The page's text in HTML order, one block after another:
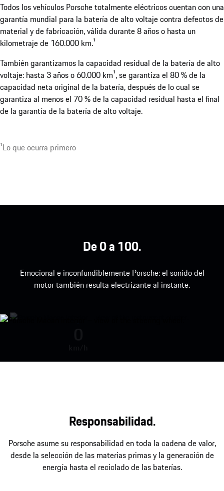
Todos los vehículos Porsche totalmente eléctricos cuentan con una
garantía mundial para la batería de alto voltaje contra defectos de
material y de fabricación, válida durante 8 años o hasta un
kilometraje de 160.000 km.¹
También garantizamos la capacidad residual de la batería de alto
voltaje: hasta 3 años o 60.000 km¹, se garantiza el 80 % de la
capacidad neta original de la batería, después de lo cual se
garantiza al menos el 70 % de la capacidad residual hasta el final
de la garantía de la batería de alto voltaje.
¹Lo que ocurra primero
De 0 a 100.
Emocional e inconfundiblemente Porsche: el sonido del
motor también resulta electrizante al instante.
Responsabilidad.
Porsche asume su responsabilidad en toda la cadena de valor,
desde la selección de las materias primas y la generación de
energía hasta el reciclado de las baterías.